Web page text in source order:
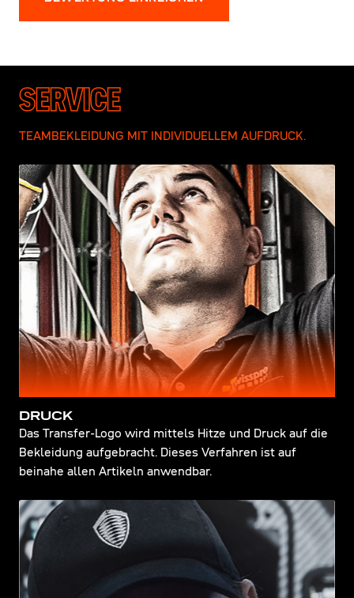
SERVICE
TEAMBEKLEIDUNG MIT INDIVIDUELLEM AUFDRUCK.
DRUCK
Das Transfer-Logo wird mittels Hitze und Druck auf die
Bekleidung aufgebracht. Dieses Verfahren ist auf
beinahe allen Artikeln anwendbar.